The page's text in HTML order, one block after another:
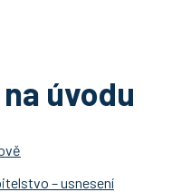
úvodu
– usnesení